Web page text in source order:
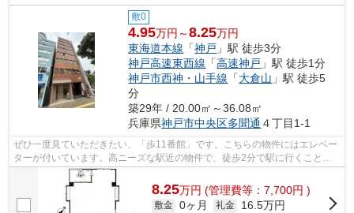
敷0
4.95万円～8.25万円
東海道本線 「神戸 」駅 徒歩3分
神戸高速東西線 「高速神戸 」駅 徒歩1分
神戸市西神・山手線 「大倉山 」駅 徒歩5
分
築29年 / 20.00㎡～36.08㎡
兵庫県神戸市中央区多聞通 ４丁目1-1
ぜひ一度見ていただきたい、「歩11番館」です。こちらの物件にはエレベー
ターが付いています。高ニーズな駅近の物件で、徒歩2分で駅に行くことが
できます。初期費用はカードで決済いた...
8.25万円 (管理費等：7,700円 )
敷金 0ヶ月 礼金
16.5万円